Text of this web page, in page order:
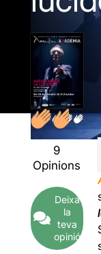
9
Opinions
Deixa
la
teva
opinió